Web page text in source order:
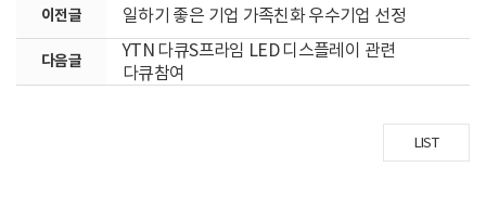
이전글 일하기 좋은 기업 가족친화 우수기업 선정
다음글
YTN 다큐S프라임 LED 디스플레이 관련
다큐참여
LIST